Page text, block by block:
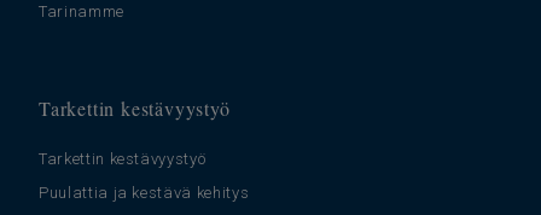
Tarinamme
Tarkettin kestävyystyö
Tarkettin kestävyystyö
Puulattia ja kestävä kehitys